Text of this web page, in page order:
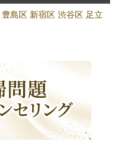
豊島区 新宿区 渋谷区 足立